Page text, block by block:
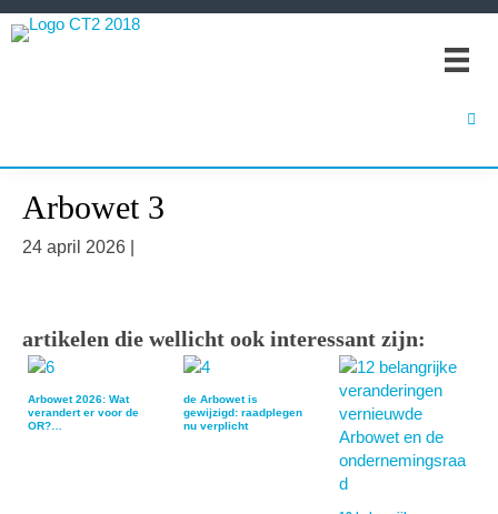
Spring
naar
Door
naar
Spring
naar
Arbowet 3
24 april 2026
artikelen die wellicht ook interessant zijn:
Arbowet 2026: Wat
verandert er voor de
OR?…
de Arbowet is
gewijzigd: raadplegen
nu verplicht